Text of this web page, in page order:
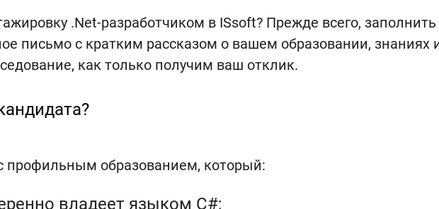
.Net-разработчиком в ISsoft? Прежде всего,
письмо с кратким рассказом о вашем образовании, знаниях
как только получим ваш отклик.
профильным образованием, который:
владеет языком C#;